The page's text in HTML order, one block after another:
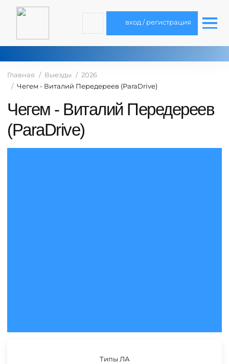
вход / регистрация
Главная Выезды
2026
Чегем - Виталий Передереев (ParaDrive)
Чегем - Виталий Передереев
(ParaDrive)
Типы ЛА